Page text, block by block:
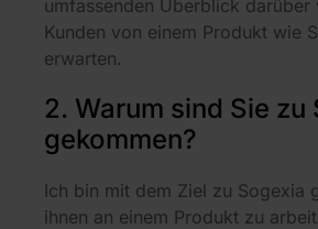
umfassenden Überblick darüber
Kunden von einem Produkt wie
erwarten.
2. Warum sind Sie zu
gekommen?
Ich bin mit dem Ziel zu Sogexia
ihnen an einem Produkt zu